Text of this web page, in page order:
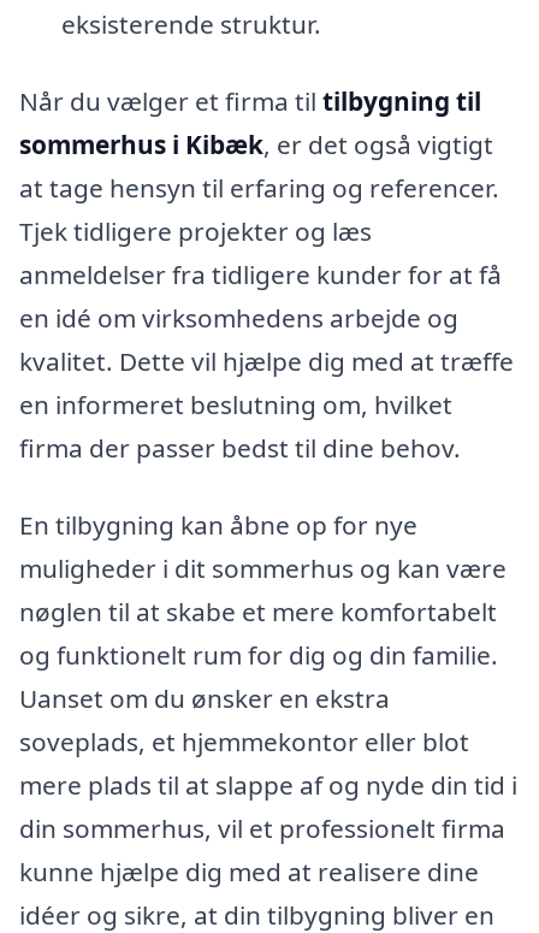
eksisterende struktur.
Når du vælger et firma til tilbygning til
sommerhus i Kibæk, er det også vigtigt
at tage hensyn til erfaring og referencer.
Tjek tidligere projekter og læs
anmeldelser fra tidligere kunder for at få
en idé om virksomhedens arbejde og
kvalitet. Dette vil hjælpe dig med at træffe
en informeret beslutning om, hvilket
firma der passer bedst til dine behov.
En tilbygning kan åbne op for nye
muligheder i dit sommerhus og kan være
nøglen til at skabe et mere komfortabelt
og funktionelt rum for dig og din familie.
Uanset om du ønsker en ekstra
soveplads, et hjemmekontor eller blot
mere plads til at slappe af og nyde din tid i
din sommerhus, vil et professionelt firma
kunne hjælpe dig med at realisere dine
idéer og sikre, at din tilbygning bliver en